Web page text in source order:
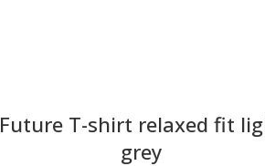
Future T-shirt relaxed fit
grey